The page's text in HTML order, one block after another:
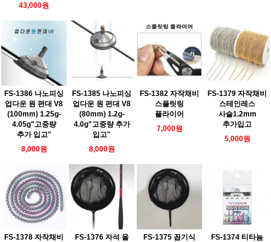
43,000원
FS-1386 나노피싱
업다운 원 편대 V8
(100mm) 1.25g-
4.05g"고중량
추가 입고"
8,000원
FS-1385 나노피싱
업다운 원 편대 V8
(80mm) 1.2g-
4.0g"고중량 추가
입고"
8,000원
FS-1382 자작채비
스플릿링
플라이어
7,000원
FS-1379 자작채비
스테인레스
사슬1.2mm
추가입고
5,000원
FS-1378 자작채비
FS-1376 자석 올
FS-1375 꼽기식
FS-1374 티타늄